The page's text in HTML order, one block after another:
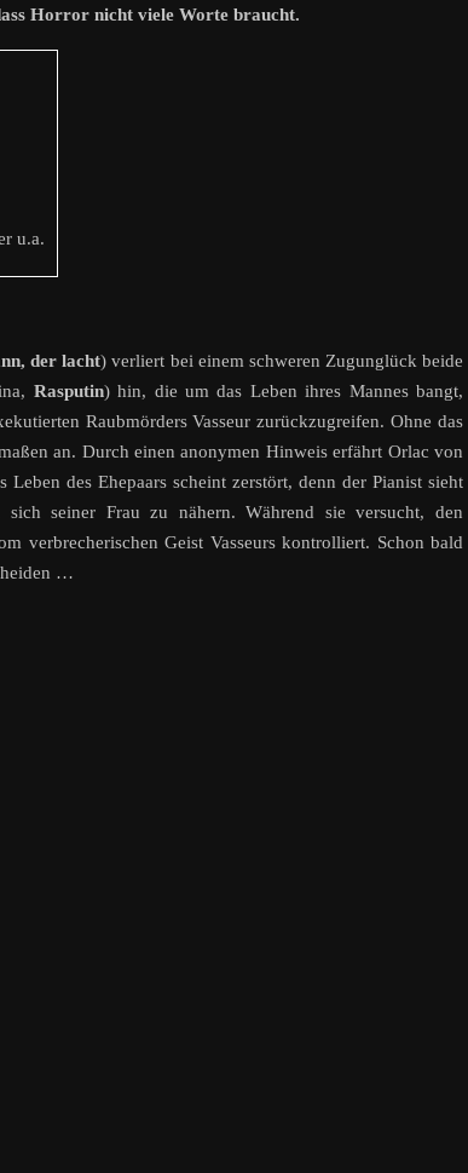
Horror nicht viele Worte braucht.
u.a.
der lacht) verliert bei einem schweren Zugunglück beide
Rasputin) hin, die um das Leben ihres Mannes bangt,
Raubmörders Vasseur zurückzugreifen. Ohne das
an. Durch einen anonymen Hinweis erfährt Orlac von
des Ehepaars scheint zerstört, denn der Pianist sieht
sich seiner Frau zu nähern. Während sie versucht, den
verbrecherischen Geist Vasseurs kontrolliert. Schon bald
…